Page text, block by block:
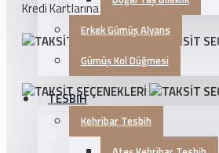
Erkek Gümüş Alyans
Gümüş Kol Düğmesi
TESBİH
Kehribar Tesbih
Kredi Kartlarına 3 Taksit İmkanı!